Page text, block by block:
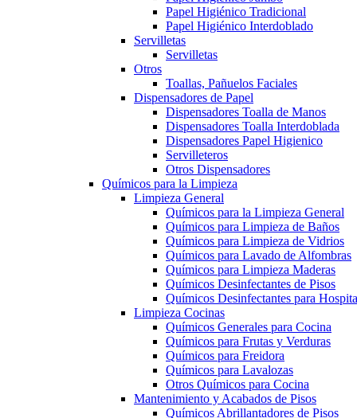
Papel Higiénico Tradicional
Papel Higiénico Interdoblado
Servilletas
Servilletas
Otros
Toallas, Pañuelos Faciales
Dispensadores de Papel
Dispensadores Toalla de Manos
Dispensadores Toalla Interdoblada
Dispensadores Papel Higienico
Servilleteros
Otros Dispensadores
Químicos para la Limpieza
Limpieza General
Químicos para la Limpieza General
Químicos para Limpieza de Baños
Químicos para Limpieza de Vidrios
Químicos para Lavado de Alfombras
Químicos para Limpieza Maderas
Químicos Desinfectantes de Pisos
Químicos Desinfectantes para
Limpieza Cocinas
Químicos Generales para Cocina
Químicos para Frutas y Verduras
Químicos para Freidora
Químicos para Lavalozas
Otros Químicos para Cocina
Mantenimiento y Acabados de Pisos
Químicos Abrillantadores de Pisos